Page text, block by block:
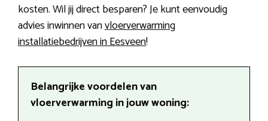
kosten. Wil jij direct besparen? Je kunt eenvoudig
advies inwinnen vanvloerverwarming
installatiebedrijven in Eesveen!
Belangrijke voordelen van
vloerverwarming in jouw woning: